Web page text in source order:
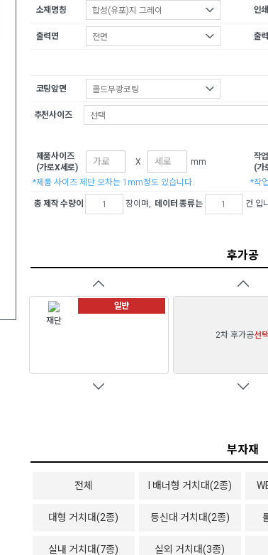
소재명칭 인
출력면 출
코팅앞면
추천사이즈
제품사이즈
(가로X세로)
X mm
*제품 사이즈 제단 오차는 1mm정도 있습니다.
작
(가
*작
총 제작 수량이 장이며, 데이터 종류는 건 입
후가공
재단
일반
2차 후가공선택
부자재
전체 I 배너형 거치대(2종)
대형 거치대(2종) 등신대 거치대(2종)
실내 거치대(7종) 실외 거치대(3종)